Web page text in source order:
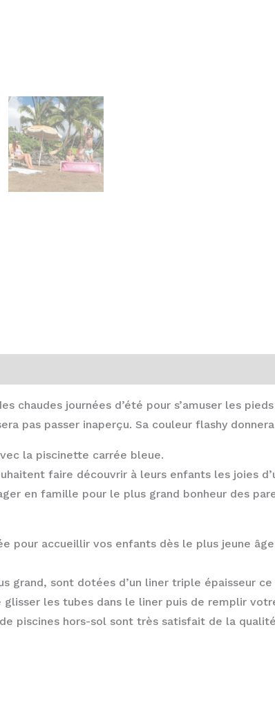
journées d’été pour s’amuser les
pas passer inaperçu. Sa couleur flashy
la piscinette carrée bleue.
faire découvrir à leurs enfants les joies
en famille pour le plus grand bonheur des
accueillir vos enfants dès le plus jeune
grand, sont dotées d’un liner triple épaisseur
les tubes dans le liner puis de remplir votre
piscines hors-sol sont très satisfait de la